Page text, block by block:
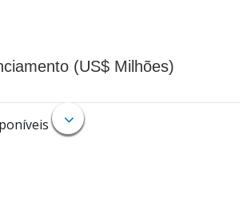
(US$ Milhões)